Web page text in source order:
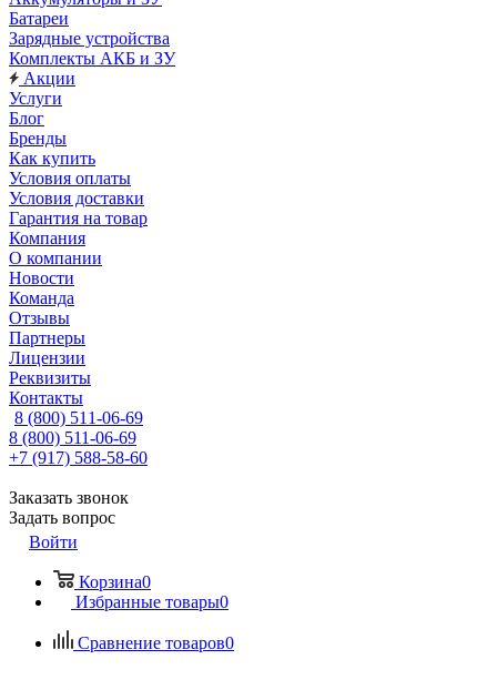
Батареи
Зарядные устройства
Комплекты АКБ и ЗУ
Акции
Услуги
Блог
Бренды
Как купить
Условия оплаты
Условия доставки
Гарантия на товар
Компания
О компании
Новости
Команда
Отзывы
Партнеры
Лицензии
Реквизиты
Контакты
8 (800) 511-06-69
8 (800) 511-06-69
+7 (917) 588-58-60
Заказать звонок
Задать вопрос
Войти
Корзина0
Избранные товары0
Сравнение товаров0